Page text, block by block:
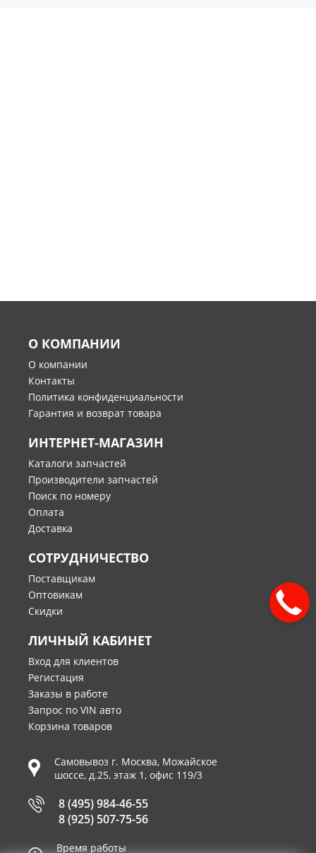
О КОМПАНИИ
О компании
Контакты
Политика конфиденциальности
Гарантия и возврат товара
ИНТЕРНЕТ-МАГАЗИН
Каталоги запчастей
Производители запчастей
Поиск по номеру
Оплата
Доставка
СОТРУДНИЧЕСТВО
Поставщикам
Оптовикам
Скидки
ЛИЧНЫЙ КАБИНЕТ
Вход для клиентов
Регистация
Заказы в работе
Запрос по VIN авто
Корзина товаров
Самовывоз г. Москва, Можайское
шоссе, д.25, этаж 1, офис 119/3
8 (495) 984-46-55
8 (925) 507-75-56
Время работы